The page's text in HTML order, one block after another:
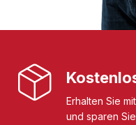
Erhalten Sie
und sparen